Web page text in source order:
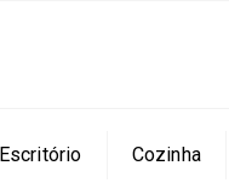
Escritório Cozinha